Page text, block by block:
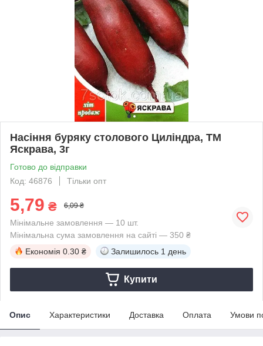
Насіння буряку столового Цилiндра, ТМ
Яскрава, 3г
Готово до відправки
Код: 46876
Тільки опт
5,79 ₴ 6,09 ₴
Мінімальне замовлення — 10 шт.
Мінімальна сума замовлення на сайті — 350 ₴
Економія 0.30 ₴ Залишилось 1 день
Купити
Опис Характеристики Доставка Оплата Умови